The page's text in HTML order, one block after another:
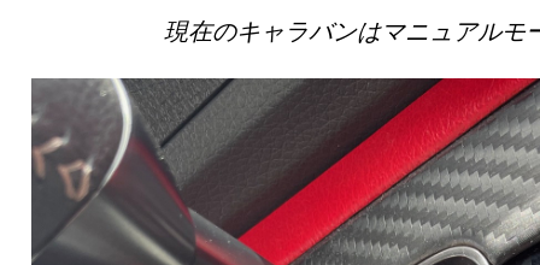
現在のキャラバンはマニュアルモ